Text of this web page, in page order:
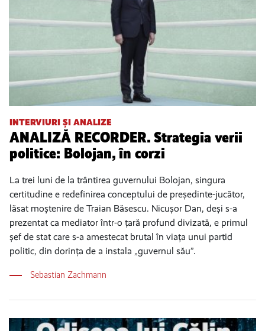
INTERVIURI ȘI ANALIZE
ANALIZĂ RECORDER. Strategia verii
politice: Bolojan, în corzi
La trei luni de la trântirea guvernului Bolojan, singura
certitudine e redefinirea conceptului de președinte-jucător,
lăsat moștenire de Traian Băsescu. Nicușor Dan, deși s-a
prezentat ca mediator într-o țară profund divizată, e primul
șef de stat care s-a amestecat brutal în viața unui partid
politic, din dorința de a instala „guvernul său”.
Sebastian Zachmann